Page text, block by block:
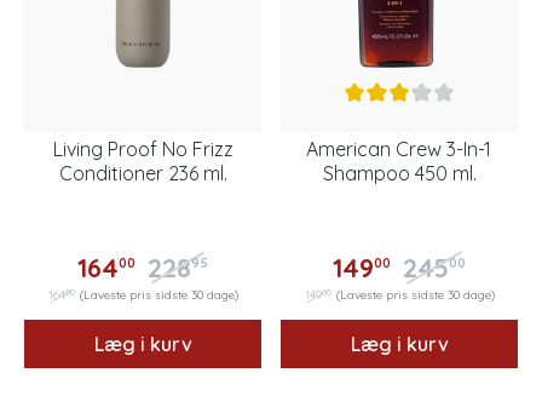
Living Proof No Frizz
Conditioner 236 ml.
16400 22895
16400 (Laveste pris sidste 30 dage)
Læg i kurv
American Crew 3-In-1
Shampoo 450 ml.
14900 24500
14900 (Laveste pris sidste 30 dage)
Læg i kurv